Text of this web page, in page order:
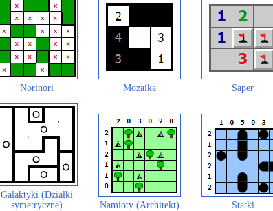
Norinori Mozaika Saper
Galaktyki (Działki
symetryczne)
Namioty (Architekt) Statki